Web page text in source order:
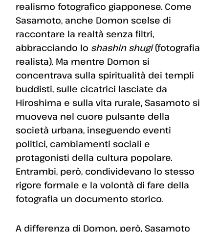
realismo fotografico giapponese. Come
Sasamoto, anche Domon scelse di
raccontare la realtà senza filtri,
abbracciando lo shashin shugi(fotografia
realista). Ma mentre Domon si
concentrava sulla spiritualità dei templi
buddisti, sulle cicatrici lasciate da
Hiroshima e sulla vita rurale, Sasamoto si
muoveva nel cuore pulsante della
società urbana, inseguendo eventi
politici, cambiamenti sociali e
protagonisti della cultura popolare.
Entrambi, però, condividevano lo stesso
rigore formale e la volontà di fare della
fotografia un documento storico.
A differenza di Domon, però, Sasamoto